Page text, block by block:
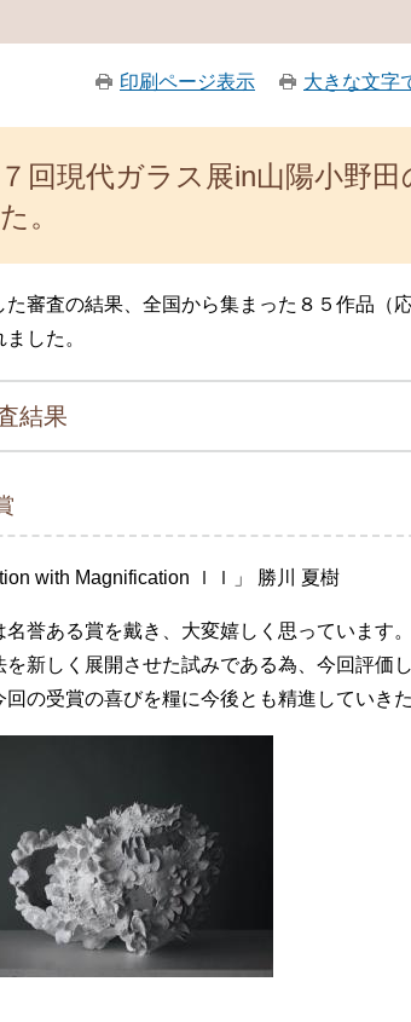
印刷ページ表示 大きな文字
回現代ガラス展in山陽小野
。
査の結果、全国から集まった８５作品（
した。
結果
with Magnification ｌｌ」 勝川 夏樹
誉ある賞を戴き、大変嬉しく思っています
を新しく展開させた試みである為、今回評価
回の受賞の喜びを糧に今後とも精進していき